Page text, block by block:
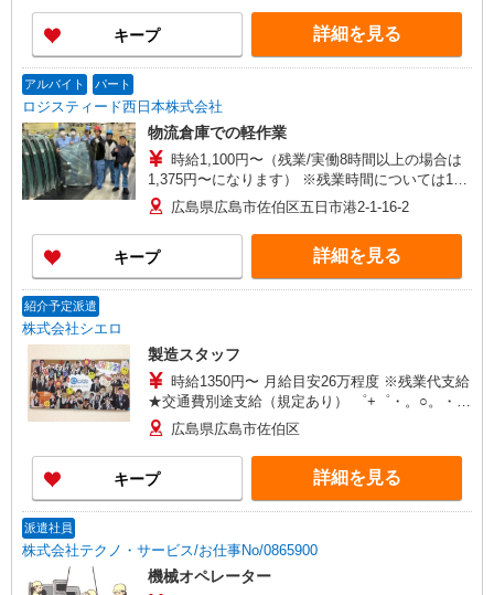
キープ 詳細を見る
アルバイト パート
ロジスティード西日本株式会社
物流倉庫での軽作業
時給1,100円〜（残業/実働8時間以上の場合は
1,375円〜になります） ※残業時間については10
ｈ〜30ｈ/月 【月収例】残業20ｈ見込み 179,520円
(20.4日勤務/月)+27,500(残業20ｈ/月)＝207,020円
※上記金額は、(所定時間労働)+(20時間/月)残業し
た場合の試算
広島県広島市佐伯区五日市港2-1-16-2
キープ 詳細を見る
紹介予定派遣
株式会社シエロ
製造スタッフ
時給1350円〜 月給目安26万程度 ※残業代支給
★交通費別途支給（規定あり） ゜+゜・。○。・゜
+゜・。○。・゜+゜ 入社祝い金10万円支給(規定
有) お友達を紹介頂くと, インセンティブ支給(規定
有) ★月2回払い・週払い可能（規程有）★ ゜・。
○。・゜+゜・。○。・゜+゜
広島県広島市佐伯区
キープ 詳細を見る
派遣社員
株式会社テクノ・サービス/お仕事No/0865900
機械オペレーター